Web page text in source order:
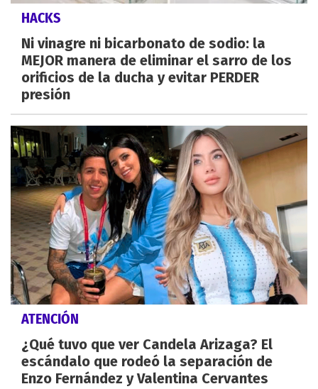
HACKS
Ni vinagre ni bicarbonato de sodio: la
MEJOR manera de eliminar el sarro de los
orificios de la ducha y evitar PERDER
presión
ATENCIÓN
¿Qué tuvo que ver Candela Arizaga? El
escándalo que rodeó la separación de
Enzo Fernández y Valentina Cervantes